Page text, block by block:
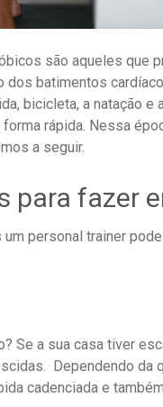
são aqueles que
batimentos
bicicleta, a natação
rápida. Nessa
a seguir.
para fazer
personal trainer
Se a sua casa tiver
Dependendo da
cadenciada e